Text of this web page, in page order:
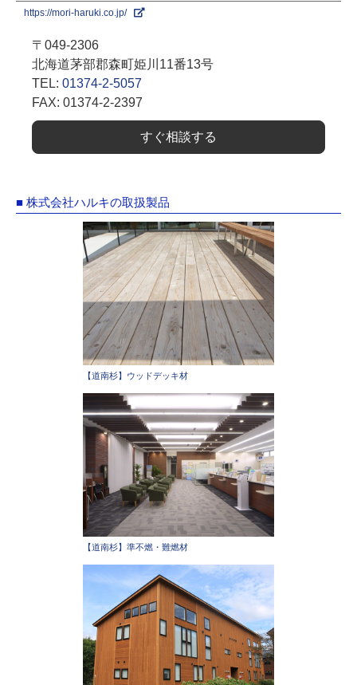
https://mori-haruki.co.jp/
〒049-2306
北海道茅部郡森町姫川11番13号
TEL: 01374-2-5057
FAX: 01374-2-2397
すぐ相談する
■ 株式会社ハルキの取扱製品
【道南杉】ウッドデッキ材
【道南杉】準不燃・難燃材